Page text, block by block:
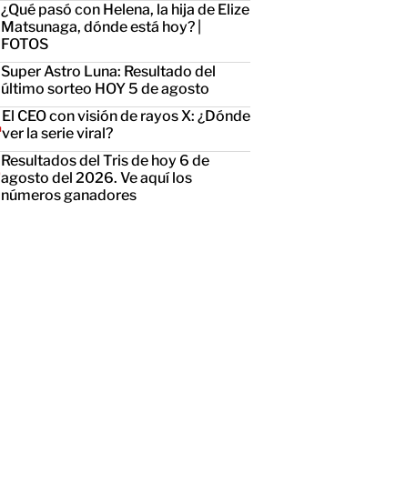
¿Qué pasó con Helena, la hija de Elize
Matsunaga, dónde está hoy? |
FOTOS
Super Astro Luna: Resultado del
último sorteo HOY 5 de agosto
El CEO con visión de rayos X: ¿Dónde
ver la serie viral?
Resultados del Tris de hoy 6 de
agosto del 2026. Ve aquí los
números ganadores